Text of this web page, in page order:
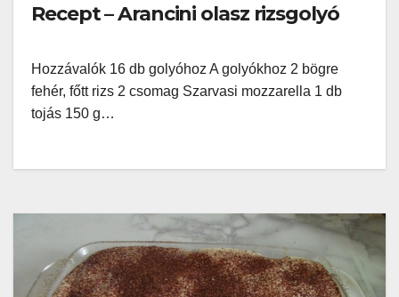
Recept – Arancini olasz rizsgolyó
Hozzávalók 16 db golyóhoz A golyókhoz 2 bögre
fehér, főtt rizs 2 csomag Szarvasi mozzarella 1 db
tojás 150 g…